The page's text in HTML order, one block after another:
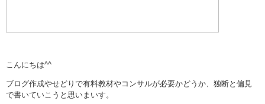
こんにちは^^
ブログ作成やせどりで有料教材やコンサルが必要かどうか、独断と偏見
で書いていこうと思いまいす。